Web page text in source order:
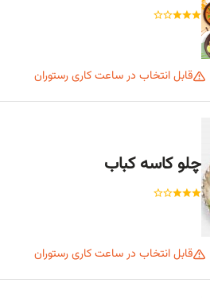
قابل انتخاب در ساعت کاری رستوران
چلو کاسه کباب
قابل انتخاب در ساعت کاری رستوران